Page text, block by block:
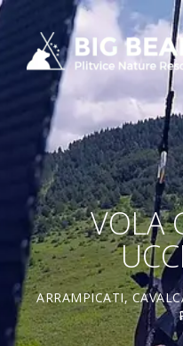
VOLA
ARRAMPICATI,